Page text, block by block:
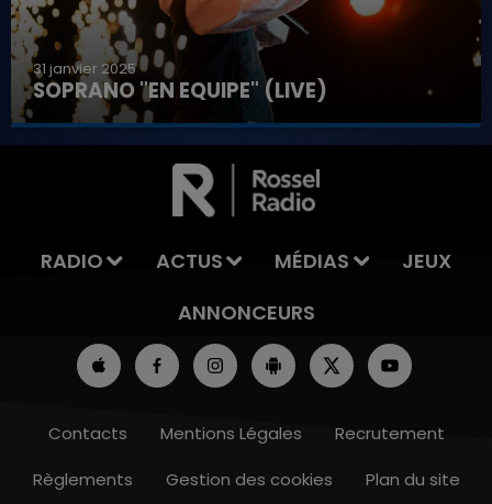
LA TEAM DE L'ÉTÉ
31 janvier 2025
SOPRANO "EN EQUIPE" (LIVE)
RADIO ACTUS MÉDIAS
JEUX
ANNONCEURS
Contacts Mentions Légales
Recrutement
Règlements
Gestion des cookies Plan du site